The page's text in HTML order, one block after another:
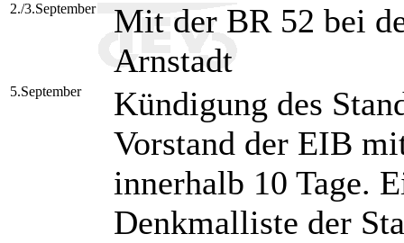
2./3.September
Mit der BR 52 bei
Arnstadt
5.September
Kündigung des
Vorstand der EIB
innerhalb 10 Tage.
Denkmalliste der